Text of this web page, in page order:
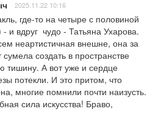
2025.11.22 10:16
где-то на четыре с половиной
- и вдруг  чудо - Татьяна Ухарова.
неартистичная внешне, она за
сумела создать в пространстве
тишину. А вот уже и сердце
потекли. И это притом, что
многие помнили почти наизусть.
сила искусства! Браво,